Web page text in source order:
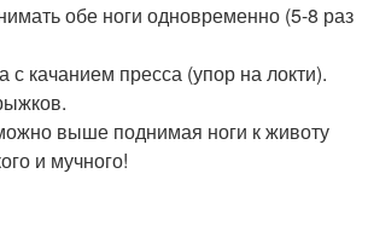
обе ноги одновременно (5-8 раз
качанием пресса (упор на локти).
выше поднимая ноги к животу
и мучного!